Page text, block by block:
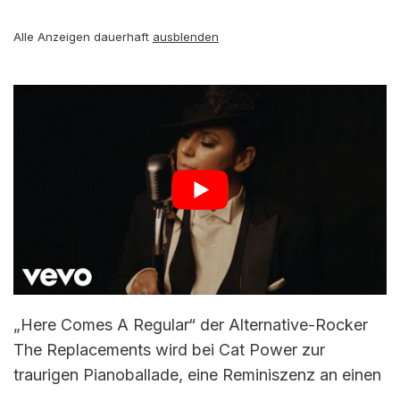
Alle Anzeigen dauerhaft ausblenden
„Here Comes A Regular“ der Alternative-Rocker
The Replacements wird bei Cat Power zur
traurigen Pianoballade, eine Reminiszenz an einen